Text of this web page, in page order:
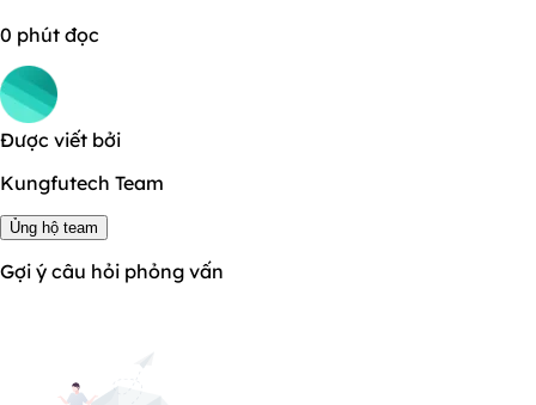
0 phút đọc
Được viết bởi
Kungfutech Team
Ủng hộ team
Gợi ý câu hỏi phỏng vấn